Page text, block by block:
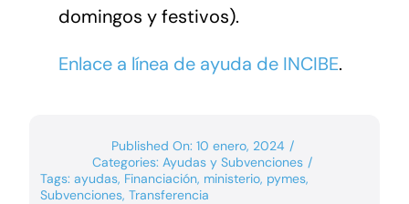
domingos y festivos).
Enlace a línea de ayuda de INCIBE.
Published On: 10 enero, 2024 /
Categories: Ayudas y Subvenciones /
Tags: ayudas, Financiación, ministerio, pymes,
Subvenciones, Transferencia